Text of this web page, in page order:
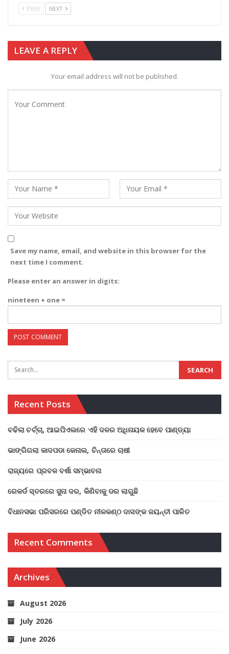
PREV NEXT
LEAVE A REPLY
Your email address will not be published.
Save my name, email, and website in this browser for the
next time I comment.
Please enter an answer in digits:
nineteen + one =
Recent Posts
ବଢିଲା ଚର୍ଚ୍ଚା, ଆଇପିଏଲରେ ଏହି ଦଳର ଅଧିନାୟକ ହେବେ ପାଣ୍ଡ୍ୟା
ଭାଙ୍ଗିଗଲା କାଦପଡା କେନାଲ, ଚିନ୍ତାରେ ଚାଷୀ
ରାଜ୍ୟରେ ପ୍ରବଳ ବର୍ଷା ସମ୍ଭାବନା
ରେକର୍ଡ ସ୍ତରରେ ସୁନା ଦର, କିଣିବାକୁ ଡର ଲାଗୁଛି
ବିଧାନସଭା ପରିସରରେ ପଣ୍ଡିତ ନୀଳକଣ୍ଠ ଦାସଙ୍କ ଜୟନ୍ତୀ ପାଳିତ
Recent Comments
Archives
August 2026
July 2026
June 2026